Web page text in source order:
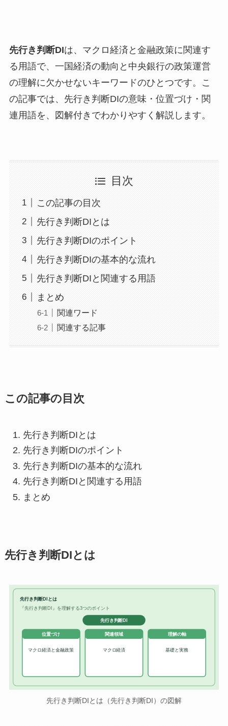
先行き判断DIは、マクロ経済と金融政策に関連す
る用語で、一国経済の動向と中央銀行の政策運営
の理解に欠かせないキーワードのひとつです。こ
の記事では、先行き判断DIの意味・位置づけ・関
連用語を、図解付きでわかりやすく解説します。
目次
この記事の目次
先行き判断DIとは
先行き判断DIのポイント
先行き判断DIの基本的な流れ
先行き判断DIと関連する用語
まとめ
関連ワード
関連する記事
この記事の目次
先行き判断DIとは
先行き判断DIのポイント
先行き判断DIの基本的な流れ
先行き判断DIと関連する用語
まとめ
先行き判断DIとは
先行き判断DIとは
『先行き判断DI』を理解する3つのポイント
先行き判断DI
位置づけ
マクロ経済と金融政策
関連領域
マクロ経済
理解の軸
基礎と実務
先行き判断DIとは（先行き判断DI）の図解